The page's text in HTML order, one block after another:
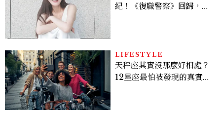
紀！《復職警察》回歸，5
LIFESTYLE
天秤座其實沒那麼好相處？
12星座最怕被發現的真實面